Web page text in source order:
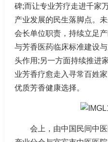
碑;而让专业芳疗走进千家
产业发展的民生落脚点。
会长单位职责，持续立足
与芳香医药临床标准建设
头作用;另一方面持续推进
业芳香疗愈走入寻常百姓
优质芳香健康选择。
会上，由中国民间中医